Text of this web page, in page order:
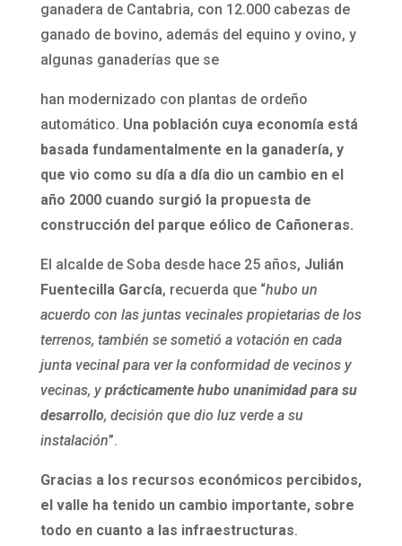
ganadera de Cantabria, con 12.000 cabezas de
ganado de bovino, además del equino y ovino, y
algunas ganaderías que se
han modernizado con plantas de ordeño
automático. Una población cuya economía está
basada fundamentalmente en la ganadería, y
que vio como su día a día dio un cambio en el
año 2000 cuando surgió la propuesta de
construcción del parque eólico de Cañoneras.
El alcalde de Soba desde hace 25 años, Julián
Fuentecilla García, recuerda que “hubo un
acuerdo con las juntas vecinales propietarias de los
terrenos, también se sometió a votación en cada
junta vecinal para ver la conformidad de vecinos y
vecinas, y prácticamente hubo unanimidad para su
desarrollo, decisión que dio luz verde a su
instalación”.
Gracias a los recursos económicos percibidos,
el valle ha tenido un cambio importante, sobre
todo en cuanto a las infraestructuras.